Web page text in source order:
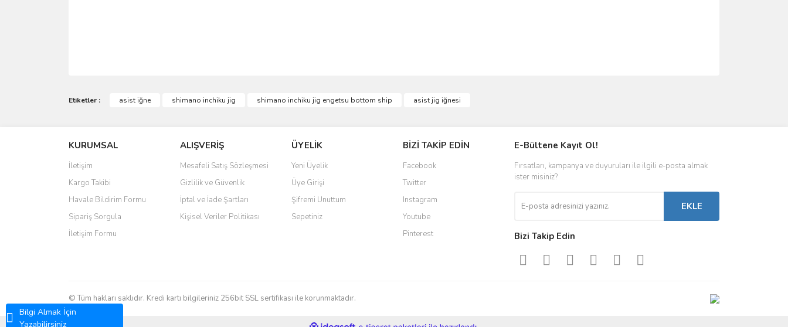
Bilgi Almak İçin
Yazabilirsiniz
Bu ürüne ilk yorumu siz yapın!
Yorum Yaz
Görüş ve önerileriniz için teşekkür ederiz.
Ürün açıklamasında eksik bilgiler bulunuyor.
Ürün bilgilerinde hatalar bulunuyor.
Ürün fiyatı diğer sitelerden daha pahalı.
Bu ürüne benzer farklı alternatifler olmalı.
Etiketler : asist iğne shimano inchiku jig shimano inchiku jig engetsu bottom ship asist jig iğnesi
KURUMSAL
İletişim
Kargo Takibi
Havale Bildirim Formu
Sipariş Sorgula
İletişim Formu
ALIŞVERİŞ
Mesafeli Satış Sözleşmesi
Gizlilik ve Güvenlik
İptal ve İade Şartları
Kişisel Veriler Politikası
ÜYELİK
Yeni Üyelik
Üye Girişi
Şifremi Unuttum
Sepetiniz
BİZİ TAKİP EDİN
Facebook
Twitter
Instagram
Youtube
Pinterest
E-Bültene Kayıt Ol!
Fırsatları, kampanya ve duyuruları ile ilgili e-posta almak
ister misiniz?
EKLE
Bizi Takip Edin
© Tüm hakları saklıdır. Kredi kartı bilgileriniz 256bit SSL sertifikası ile korunmaktadır.